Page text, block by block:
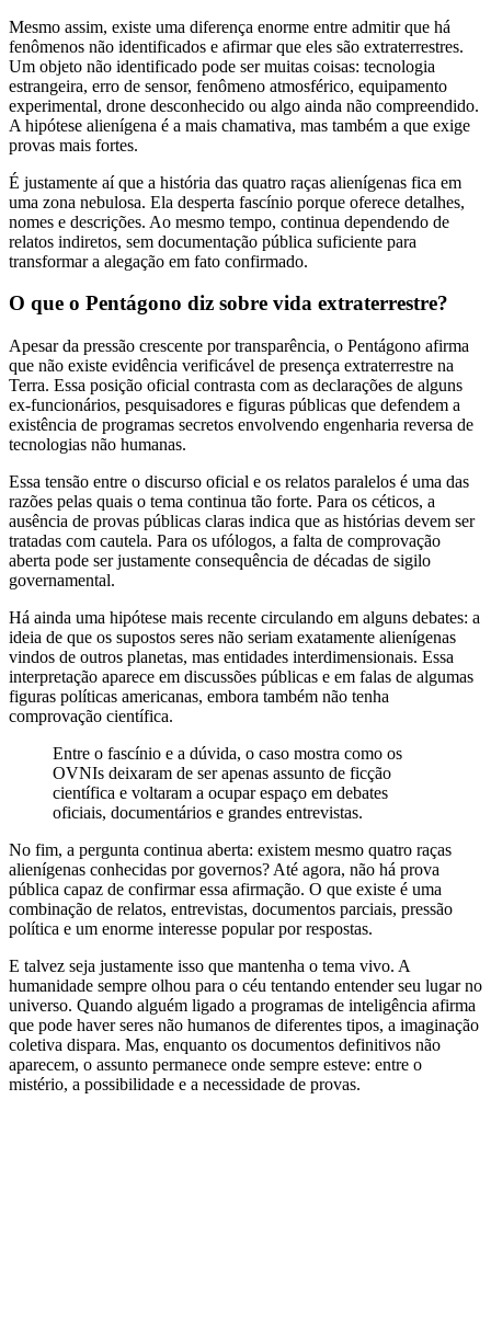
Mesmo assim, existe uma diferença enorme entre admitir que há
fenômenos não identificados e afirmar que eles são extraterrestres.
Um objeto não identificado pode ser muitas coisas: tecnologia
estrangeira, erro de sensor, fenômeno atmosférico, equipamento
experimental, drone desconhecido ou algo ainda não compreendido.
A hipótese alienígena é a mais chamativa, mas também a que exige
provas mais fortes.
É justamente aí que a história das quatro raças alienígenas fica em
uma zona nebulosa. Ela desperta fascínio porque oferece detalhes,
nomes e descrições. Ao mesmo tempo, continua dependendo de
relatos indiretos, sem documentação pública suficiente para
transformar a alegação em fato confirmado.
O que o Pentágono diz sobre vida extraterrestre?
Apesar da pressão crescente por transparência, o Pentágono afirma
que não existe evidência verificável de presença extraterrestre na
Terra. Essa posição oficial contrasta com as declarações de alguns
ex-funcionários, pesquisadores e figuras públicas que defendem a
existência de programas secretos envolvendo engenharia reversa de
tecnologias não humanas.
Essa tensão entre o discurso oficial e os relatos paralelos é uma das
razões pelas quais o tema continua tão forte. Para os céticos, a
ausência de provas públicas claras indica que as histórias devem ser
tratadas com cautela. Para os ufólogos, a falta de comprovação
aberta pode ser justamente consequência de décadas de sigilo
governamental.
Há ainda uma hipótese mais recente circulando em alguns debates: a
ideia de que os supostos seres não seriam exatamente alienígenas
vindos de outros planetas, mas entidades interdimensionais. Essa
interpretação aparece em discussões públicas e em falas de algumas
figuras políticas americanas, embora também não tenha
comprovação científica.
Entre o fascínio e a dúvida, o caso mostra como os
OVNIs deixaram de ser apenas assunto de ficção
científica e voltaram a ocupar espaço em debates
oficiais, documentários e grandes entrevistas.
No fim, a pergunta continua aberta: existem mesmo quatro raças
alienígenas conhecidas por governos? Até agora, não há prova
pública capaz de confirmar essa afirmação. O que existe é uma
combinação de relatos, entrevistas, documentos parciais, pressão
política e um enorme interesse popular por respostas.
E talvez seja justamente isso que mantenha o tema vivo. A
humanidade sempre olhou para o céu tentando entender seu lugar no
universo. Quando alguém ligado a programas de inteligência afirma
que pode haver seres não humanos de diferentes tipos, a imaginação
coletiva dispara. Mas, enquanto os documentos definitivos não
aparecem, o assunto permanece onde sempre esteve: entre o
mistério, a possibilidade e a necessidade de provas.